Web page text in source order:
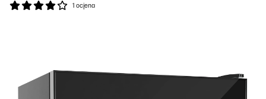
1 ocjena